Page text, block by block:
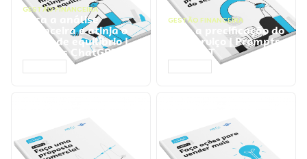
GESTÃO FINANCEIRA
Faça a análise
financeira e atinja o
ponto de equilíbrio |
Prompts ChatGPT
GESTÃO FINANCEIRA
Faça a precificação do
seu serviço | Prompts
ChatGPT